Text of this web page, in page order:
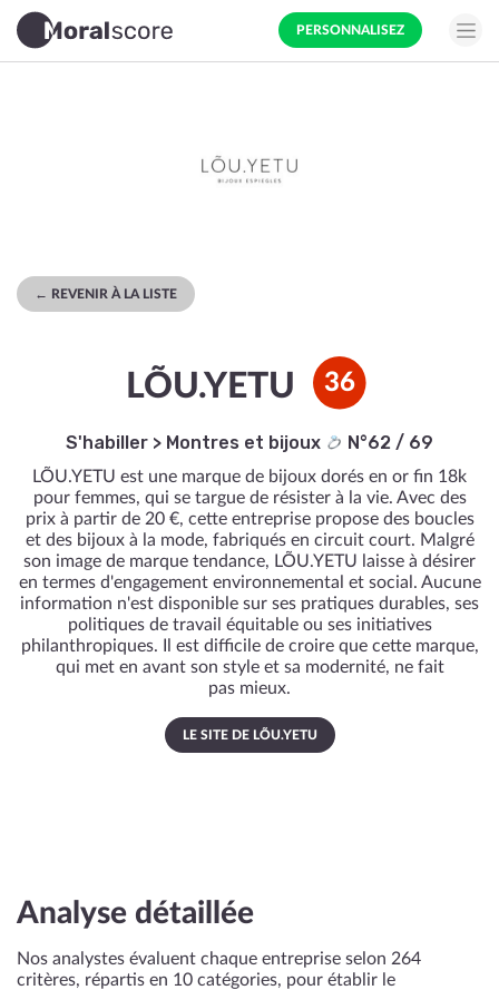
PERSONNALISEZ
← REVENIR À LA LISTE
LÕU.YETU 36
S'habiller > Montres et bijoux N°62 / 69
LÕU.YETU est une marque de bijoux dorés en or fin 18k
pour femmes, qui se targue de résister à la vie. Avec des
prix à partir de 20 €, cette entreprise propose des boucles
et des bijoux à la mode, fabriqués en circuit court. Malgré
son image de marque tendance, LÕU.YETU laisse à désirer
en termes d'engagement environnemental et social. Aucune
information n'est disponible sur ses pratiques durables, ses
politiques de travail équitable ou ses initiatives
philanthropiques. Il est difficile de croire que cette marque,
qui met en avant son style et sa modernité, ne fait
pas mieux.
LE SITE DE LÕU.YETU
Analyse détaillée
Nos analystes évaluent chaque entreprise selon 264
critères, répartis en 10 catégories, pour établir le